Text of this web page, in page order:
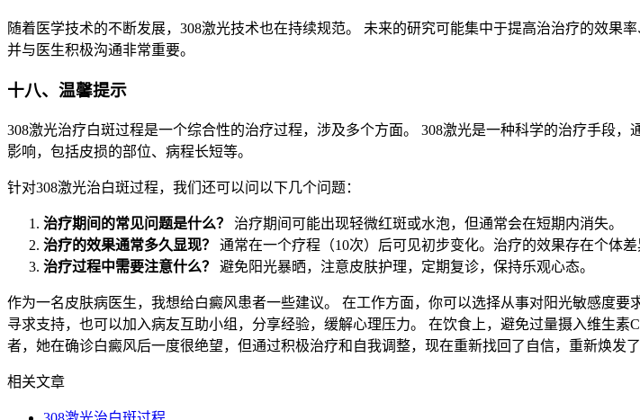
随着医学技术的不断发展，308激光技术也在持续规范。 未来的研究可能集中于提高治治疗的效果
并与医生积极沟通非常重要。
十八、温馨提示
308激光治疗白斑过程是一个综合性的治疗过程，涉及多个方面。 308激光是一种科学的治疗手段
影响，包括皮损的部位、病程长短等。
针对308激光治白斑过程，我们还可以问以下几个问题：
治疗期间的常见问题是什么？
治疗期间可能出现轻微红斑或水泡，但通常会在短期内消失。
治疗的效果通常多久显现？
通常在一个疗程（10次）后可见初步变化。治疗的效果存在个体差
治疗过程中需要注意什么？
避免阳光暴晒，注意皮肤护理，定期复诊，保持乐观心态。
作为一名皮肤病医生，我想给白癜风患者一些建议。 在工作方面，你可以选择从事对阳光敏感度
寻求支持，也可以加入病友互助小组，分享经验，缓解心理压力。 在饮食上，避免过量摄入维生
者，她在确诊白癜风后一度很绝望，但通过积极治疗和自我调整，现在重新找回了自信，重新焕发了
相关文章